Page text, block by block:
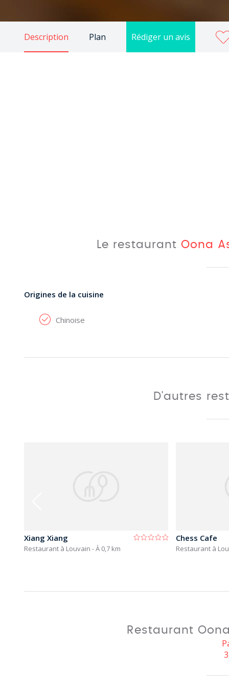
Description Plan Rédiger un avis
Le restaurant Oona
Origines de la cuisine
Chinoise
D'autres
Xiang Xiang
Restaurant à Louvain - À 0,7 km
Chess Cafe
Restaurant à
Restaurant